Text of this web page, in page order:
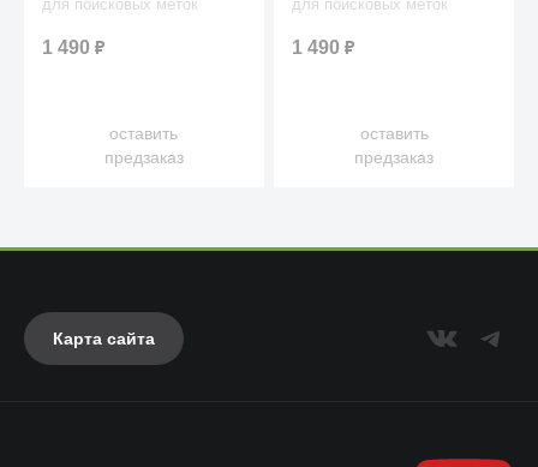
для поисковых меток
любым вещам при помощи
1 490₽
оставить
предзаказ
для поисковых меток
любым вещам при помощи
1 490₽
оставить
предзаказ
Карта сайта